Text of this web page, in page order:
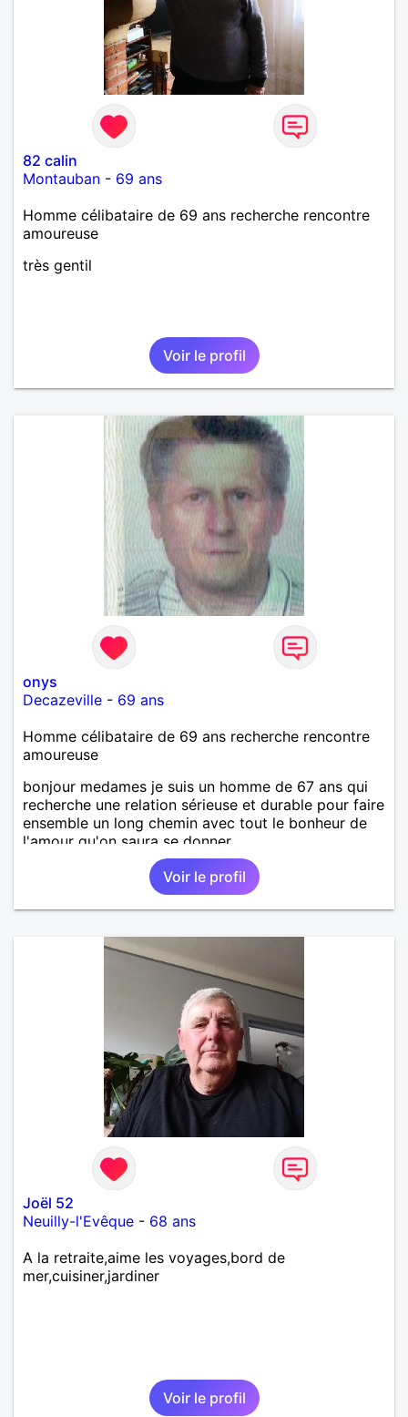
82 calin
Montauban - 69 ans
Homme célibataire de 69 ans recherche rencontre
amoureuse
très gentil
Voir le profil
onys
Decazeville - 69 ans
Homme célibataire de 69 ans recherche rencontre
amoureuse
bonjour medames je suis un homme de 67 ans qui
recherche une relation sérieuse et durable pour faire
ensemble un long chemin avec tout le bonheur de
l'amour qu'on saura se donner.
Voir le profil
Joël 52
Neuilly-l'Evêque - 68 ans
A la retraite,aime les voyages,bord de
mer,cuisiner,jardiner
Voir le profil